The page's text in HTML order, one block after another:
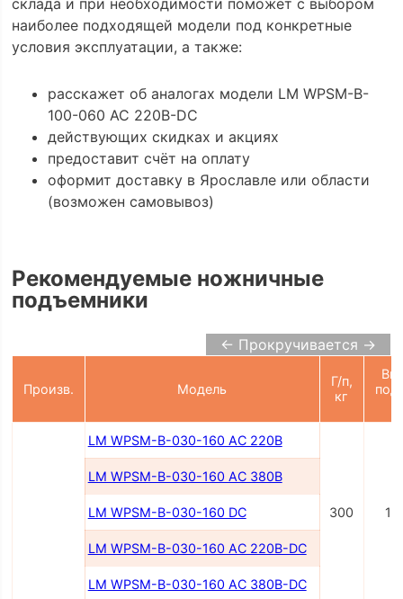
наиболее подходящей модели под конкретные
условия эксплуатации, а также:
расскажет об аналогах модели LM WPSM-B-
100-060 AC 220В-DC
действующих скидках и акциях
предоставит счёт на оплату
оформит доставку в Ярославле или области
(возможен самовывоз)
Рекомендуемые ножничные
подъемники
← Прокручивается →
Произв. Модель
Г/п,
кг
LM WPSM-B-030-160 AC 220В
300
LM WPSM-B-030-160 AC 380В
LM WPSM-B-030-160 DC
LM WPSM-B-030-160 AC 220B-DC
LM WPSM-B-030-160 AC 380B-DC